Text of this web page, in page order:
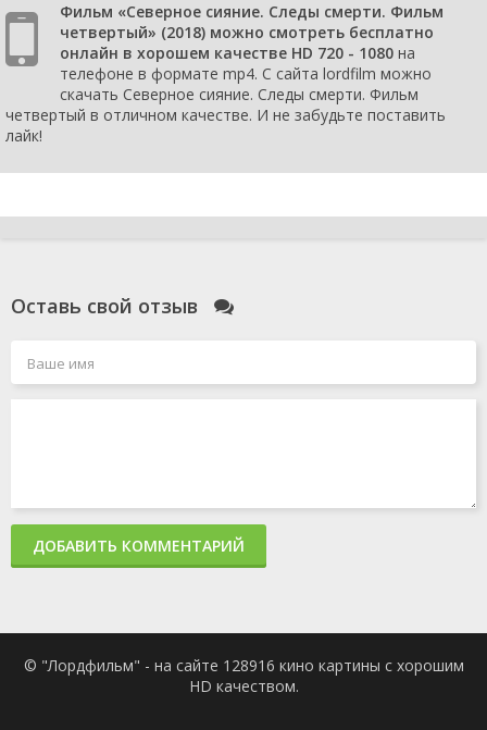
Фильм «Северное сияние. Следы смерти. Фильм
четвертый» (2018) можно смотреть бесплатно
онлайн в хорошем качестве HD 720 - 1080 на
телефоне в формате mp4. С сайта lordfilm можно
скачать Северное сияние. Следы смерти. Фильм
четвертый в отличном качестве. И не забудьте поставить
лайк!
Оставь свой отзыв
ДОБАВИТЬ КОММЕНТАРИЙ
© "Лордфильм" - на сайте 128916 кино картины с хорошим
HD качеством.